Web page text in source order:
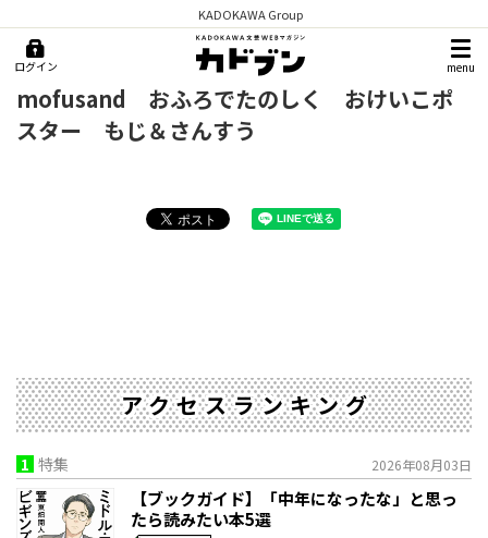
KADOKAWA Group
ログイン menu
mofusand おふろでたのしく おけいこポ
スター もじ＆さんすう
アクセスランキング
1 特集 2026年08月03日
【ブックガイド】「中年になったな」と思っ
たら読みたい本5選